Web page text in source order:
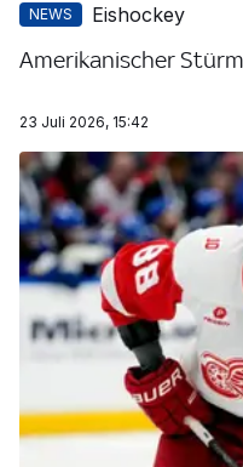
NEWS Eishockey
Amerikanischer
23 Juli 2026, 15:42